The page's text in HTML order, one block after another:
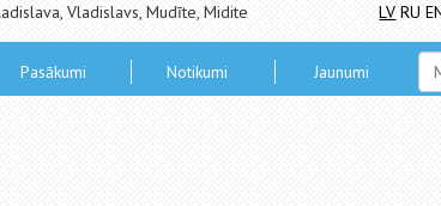
Vladislavs, Mudīte, Midite LV RU
Pasākumi Notikumi Jaunumi